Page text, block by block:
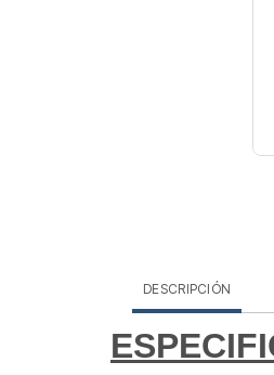
DESCRIPCIÓN